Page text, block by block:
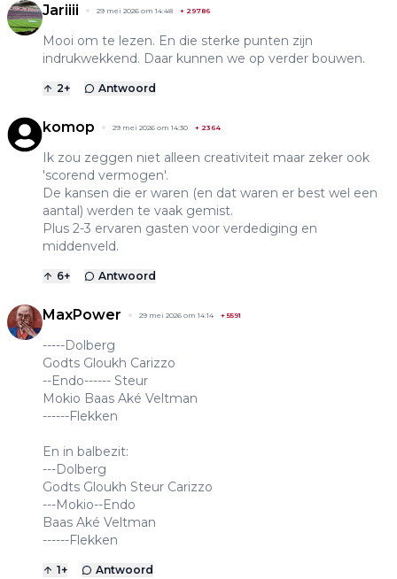
Jariiii 29 mei 2026 om 14:48 + 29786
Mooi om te lezen. En die sterke punten zijn
indrukwekkend. Daar kunnen we op verder bouwen.
2+ Antwoord
komop 29 mei 2026 om 14:30 + 2364
Ik zou zeggen niet alleen creativiteit maar zeker ook
'scorend vermogen'.
De kansen die er waren (en dat waren er best wel een
aantal) werden te vaak gemist.
Plus 2-3 ervaren gasten voor verdediging en
middenveld.
6+ Antwoord
MaxPower 29 mei 2026 om 14:14 + 5591
-----Dolberg
Godts Gloukh Carizzo
--Endo------ Steur
Mokio Baas Aké Veltman
------Flekken
En in balbezit:
---Dolberg
Godts Gloukh Steur Carizzo
---Mokio--Endo
Baas Aké Veltman
------Flekken
1+ Antwoord